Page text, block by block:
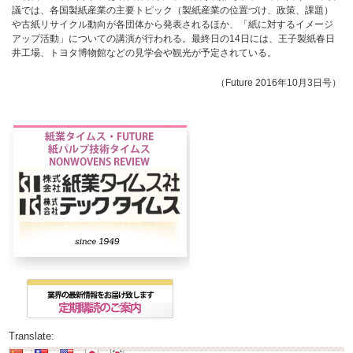
議では、各国製紙産業の主要トピック（製紙産業の位置づけ、政策、課題）
や古紙リサイクル動向が各団体から発表されるほか、「紙に対するイメージ
アップ活動」についての講演が行われる。最終日の14日には、王子製紙春日
井工場、トヨタ博物館などの見学会や観光が予定されている。
（Future 2016年10月3日号）
Translate: